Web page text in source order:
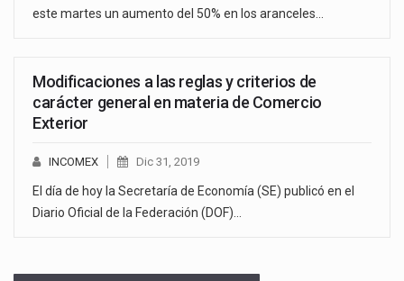
este martes un aumento del 50% en los aranceles…
Modificaciones a las reglas y criterios de
carácter general en materia de Comercio
Exterior
INCOMEX Dic 31, 2019
El día de hoy la Secretaría de Economía (SE) publicó en el
Diario Oficial de la Federación (DOF)…